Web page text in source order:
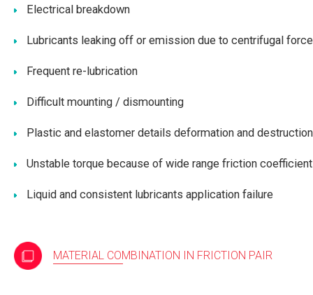
Electrical breakdown
Lubricants leaking off or emission due to centrifugal
Frequent re-lubrication
Difficult mounting / dismounting
Plastic and elastomer details deformation and destruction
Unstable torque because of wide range friction coefficient
Liquid and consistent lubricants application failure
MATERIAL COMBINATION IN FRICTION PAIR